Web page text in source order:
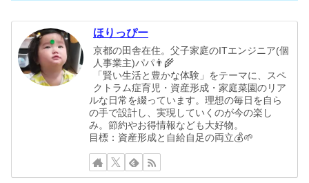
ほりっぴー
京都の田舎在住。父子家庭のITエンジニア(個
人事業主)パパ👨‍🌾
「賢い生活と豊かな体験」をテーマに、スペ
クトラム症育児・資産形成・家庭菜園のリア
ルな日常を綴っています。理想の毎日を自ら
の手で設計し、実現していくのが今の楽し
み。節約やお得情報なども大好物。
目標：資産形成と自給自足の両立💰🌱